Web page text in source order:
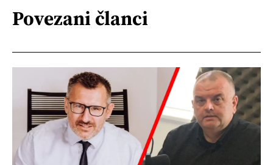
Povezani članci